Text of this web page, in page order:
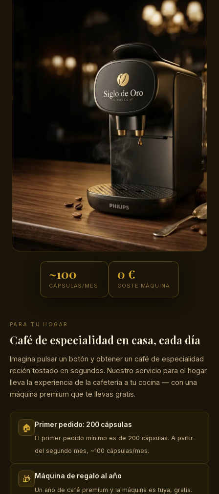
PARA TU HOGAR
Café de especialidad en casa, cada día
Imagina pulsar un botón y obtener un café de especialidad
recién tostado en segundos. Nuestro servicio para el hogar
lleva la experiencia de la cafetería a tu cocina — con una
máquina premium que te llevas gratis.
🏠 Primer pedido: 200 cápsulas
El primer pedido mínimo es de 200 cápsulas. A partir
del segundo mes, ~100 cápsulas/mes.
🎁 Máquina de regalo al año
Un año de café premium y la máquina es tuya, gratis.
~100
CÁPSULAS/MES
0 €
COSTE MÁQUINA